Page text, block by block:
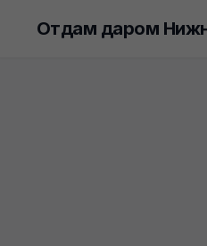
Отдам даром